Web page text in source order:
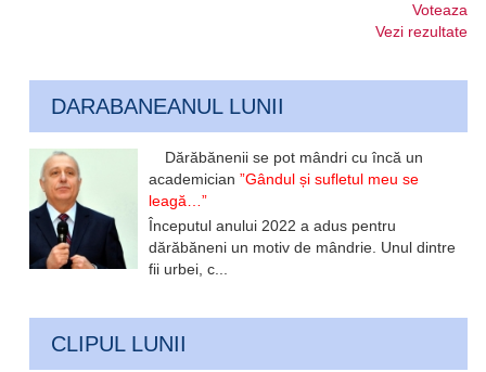
Voteaza
Vezi rezultate
DARABANEANUL LUNII
Dărăbănenii se pot mândri cu încă un
academician”Gândul și sufletul meu se
leagă…”
Începutul anului 2022 a adus pentru
dărăbăneni un motiv de mândrie. Unul dintre
fii urbei, c...
CLIPUL LUNII